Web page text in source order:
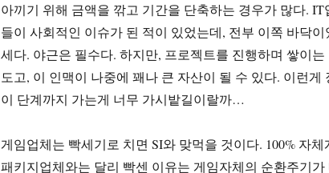
아끼기 위해 금액을 깎고 기간을 단축하는 경우가 많다.
들이 사회적인 이슈가 된 적이 있었는데, 전부 이쪽 바닥
세다. 야근은 필수다. 하지만, 프로젝트를 진행하며 쌓이
도고, 이 인맥이 나중에 꽤나 큰 자산이 될 수 있다. 이런게
이 단계까지 가는게 너무 가시밭길이랄까…
게임업체는 빡세기로 치면 SI와 맞먹을 것이다. 100% 자
패키지업체와는 달리 빡센 이유는 게임자체의 순환주기가